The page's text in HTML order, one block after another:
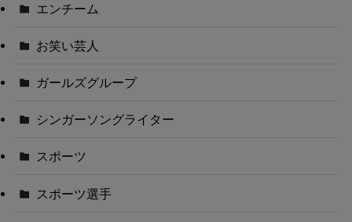
エンチーム
お笑い芸人
ガールズグループ
シンガーソングライター
スポーツ
スポーツ選手